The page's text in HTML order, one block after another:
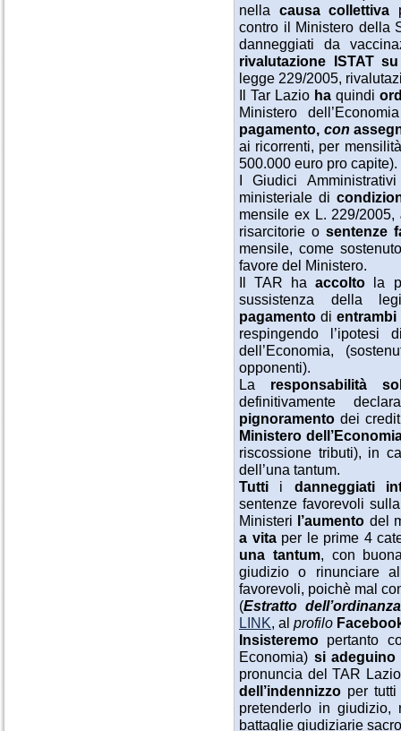
nella causa collettiva
contro il Ministero della
danneggiati da
rivalutazione ISTAT
legge 229/2005,
Il Tar Lazio ha quindi
Ministero
pagamento, con
ai ricorrenti, per
500.000 euro pro capite).
I Giudici
ministeriale di
mensile ex L. 229/2005,
risarcitorie o sentenze
mensile, come
favore del Ministero.
Il TAR haaccolto la
sussistenza della
pagamento di entrambi
respingendo
dell’Economia,
opponenti).
La responsabilità
definitivamente
pignoramento dei
Ministero
riscossione tributi), in
dell’una tantum.
Tutti i danneggiati
sentenze favorevoli
Ministeri
l’aumento del
a vita per le prime 4
una tantum, con
giudizio o rinunciare
favorevoli, poichè mal
(Estratto dell’ordinanza
LINK, al profilo
Insisteremo pertanto
Economia) si
pronuncia del TAR
dell’indennizzo per
pretenderlo in
battaglie giudiziarie